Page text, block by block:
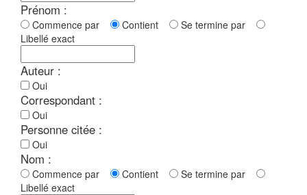
Prénom :
Commence par Contient
Se termine par
Libellé exact
Auteur :
Oui
Correspondant :
Oui
Personne citée :
Oui
Nom :
Commence par Contient
Se termine par
Libellé exact